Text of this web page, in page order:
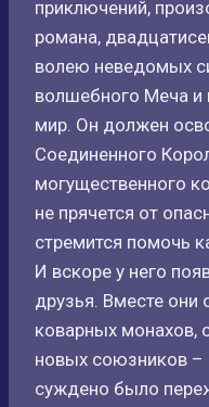
приключений,
романа,
волею неведомых
волшебного Меча и
мир. Он должен
Соединенного
могущественного
не прячется от
стремится помочь
И вскоре у него
друзья. Вместе
коварных монахов,
новых союзников –
суждено было